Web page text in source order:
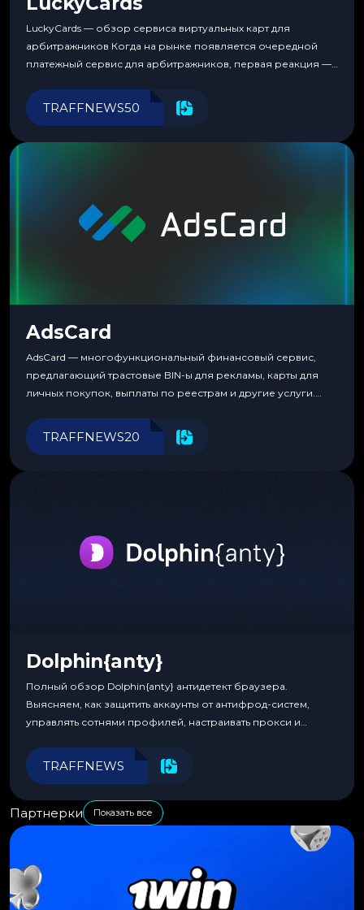
LuckyCards — обзор сервиса виртуальных карт для
арбитражников Когда на рынке появляется очередной
платежный сервис для арбитражников, первая реакция —
перестаешь воспринимать всерьез любой новый продукт,
пока тот не докажет обратное делом. LuckyCards — история
TRAFFNEWS50
AdsCard
AdsCard — многофункциональный финансовый сервис,
предлагающий трастовые BIN-ы для рекламы, карты для
личных покупок, выплаты по реестрам и другие услуги.
инструменты для управления финансами.
TRAFFNEWS20
Dolphin{anty}
Полный обзор Dolphin{anty} антидетект браузера.
Выясняем, как защитить аккаунты от антифрод-систем,
управлять сотнями профилей, настраивать прокси и
эффективности.
TRAFFNEWS
Партнерки Показать все